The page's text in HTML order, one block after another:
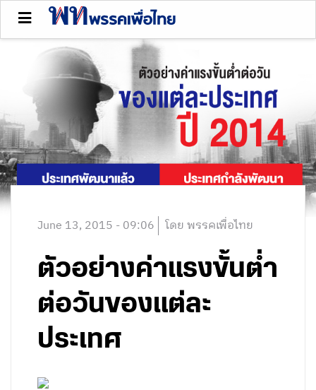
June 13, 2015 - 09:06 โดย พรรคเพื่อไทย
ตัวอย่างค่าแรงขั้นต่ำ
ต่อวันของแต่ละ
ประเทศ